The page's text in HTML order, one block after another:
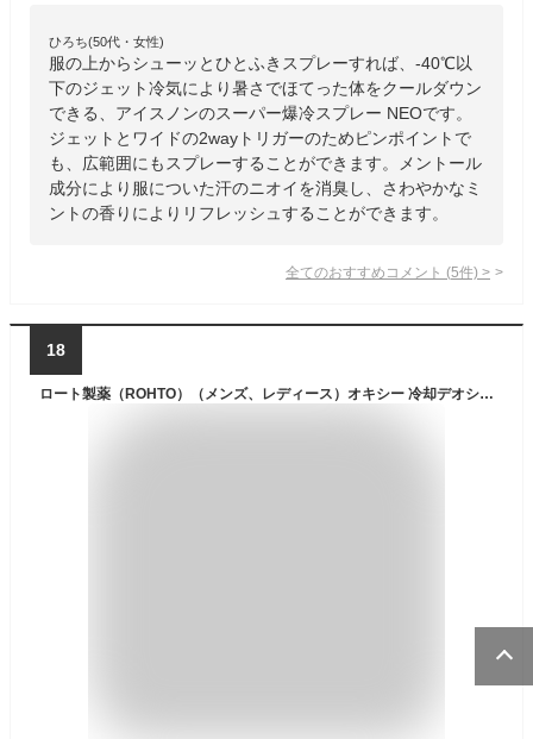
ひろち(50代・女性)
服の上からシューッとひとふきスプレーすれば、-40℃以
下のジェット冷気により暑さでほてった体をクールダウン
できる、アイスノンのスーパー爆冷スプレー NEOです。
ジェットとワイドの2wayトリガーのためピンポイントで
も、広範囲にもスプレーすることができます。メントール
成分により服についた汗のニオイを消臭し、さわやかなミ
ントの香りによりリフレッシュすることができます。
全てのおすすめコメント (5件) >
18
ロート製薬（ROHTO）（メンズ、レディース）オキシー 冷却デオシャワー フレッシュアップルの香り 200ml